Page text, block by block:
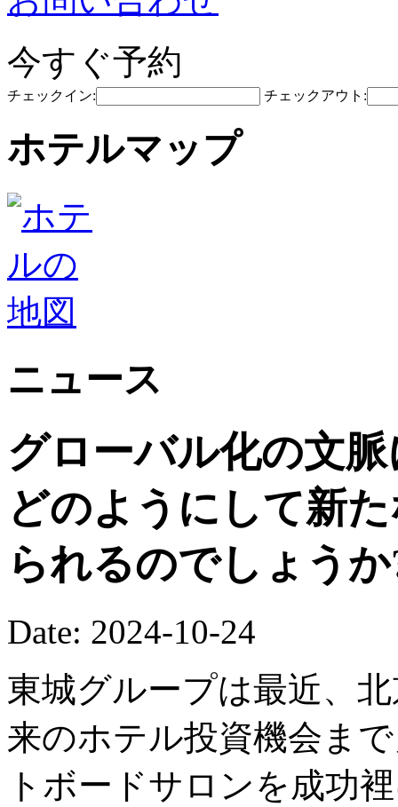
今すぐ予約
チェックイン: チェックアウト:
ホテルマップ
ニュース
グローバル化の文
どのようにして新
られるのでしょうか
Date: 2024-10-24
東城グループは最近、
来のホテル投資機会ま
トボードサロンを成功